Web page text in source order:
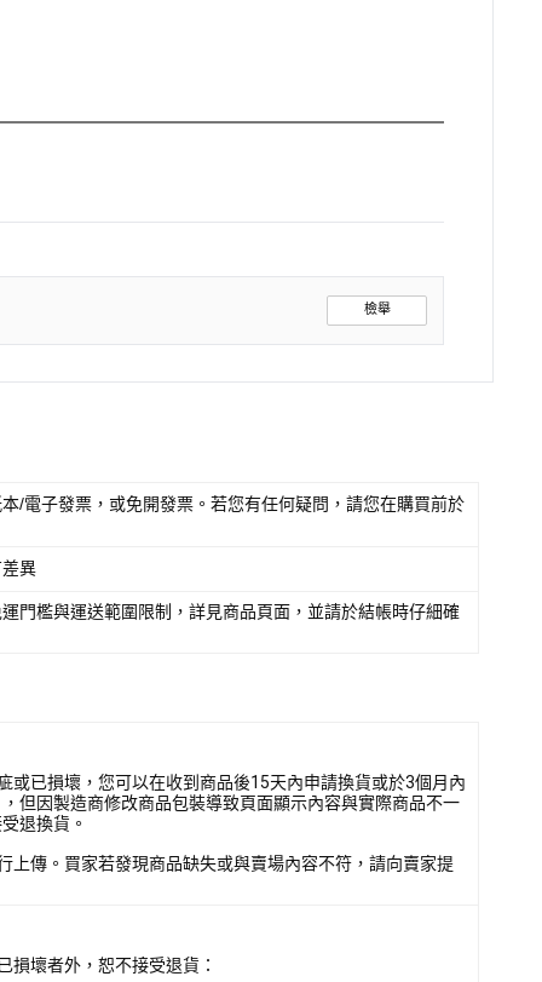
檢舉
/電子發票，或免開發票。若您有任何疑問，請您在購買前於
異
門檻與運送範圍限制，詳見商品頁面，並請於結帳時仔細確
已損壞，您可以在收到商品後15天內申請換貨或於3個月內
但因製造商修改商品包裝導致頁面顯示內容與實際商品不一
退換貨。
傳。買家若發現商品缺失或與賣場內容不符，請向賣家提
壞者外，恕不接受退貨：